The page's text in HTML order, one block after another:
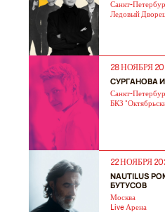
Санкт-
Ледовый
28 НОЯБРЯ
СУРГАНОВА
Санкт-
БКЗ
22 НОЯБРЯ
NAUTILUS
БУТУСОВ
Москва
Live Арена